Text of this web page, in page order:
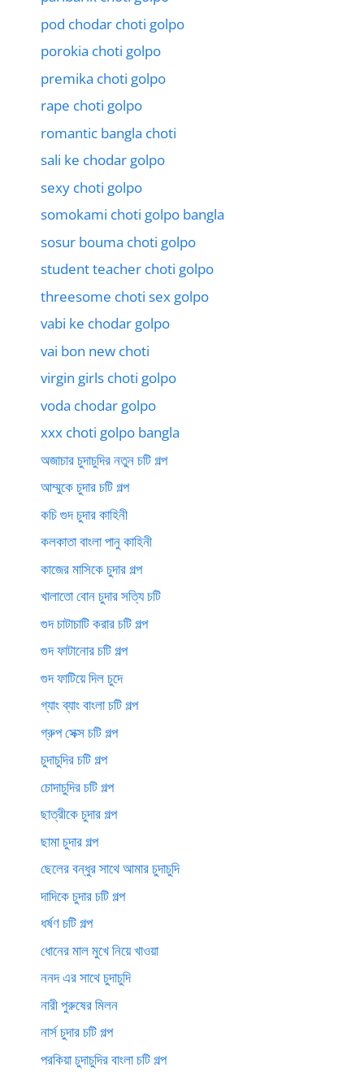
pod chodar choti golpo
porokia choti golpo
premika choti golpo
rape choti golpo
romantic bangla choti
sali ke chodar golpo
sexy choti golpo
somokami choti golpo bangla
sosur bouma choti golpo
student teacher choti golpo
threesome choti sex golpo
vabi ke chodar golpo
vai bon new choti
virgin girls choti golpo
voda chodar golpo
xxx choti golpo bangla
অজাচার চুদাচুদির নতুন চটি গল্প
আম্মুকে চুদার চটি গল্প
কচি গুদ চুদার কাহিনী
কলকাতা বাংলা পানু কাহিনী
কাজের মাসিকে চুদার গল্প
খালাতো বোন চুদার সত্যি চটি
গুদ চাটাচাটি করার চটি গল্প
গুদ ফাটানোর চটি গল্প
গুদ ফাটিয়ে দিল চুদে
গ্যাং ব্যাং বাংলা চটি গল্প
গ্রুপ সেক্স চটি গল্প
চুদাচুদির চটি গল্প
চোদাচুদির চটি গল্প
ছাত্রীকে চুদার গল্প
ছামা চুদার গল্প
ছেলের বন্ধুর সাথে আমার চুদাচুদি
দাদিকে চুদার চটি গল্প
ধর্ষণ চটি গল্প
ধোনের মাল মুখে নিয়ে খাওয়া
ননদ এর সাথে চুদাচুদি
নারী পুরুষের মিলন
নার্স চুদার চটি গল্প
পরকিয়া চুদাচুদির বাংলা চটি গল্প